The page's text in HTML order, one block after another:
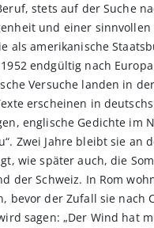
stets auf der Suche
und einer sinnvollen
als amerikanische
endgültig nach
Versuche landen in
erscheinen in
englische Gedichte im
Zwei Jahre bleibt sie an
wie später auch, die
der Schweiz. In Rom
bevor der Zufall sie nach
sagen: „Der Wind hat